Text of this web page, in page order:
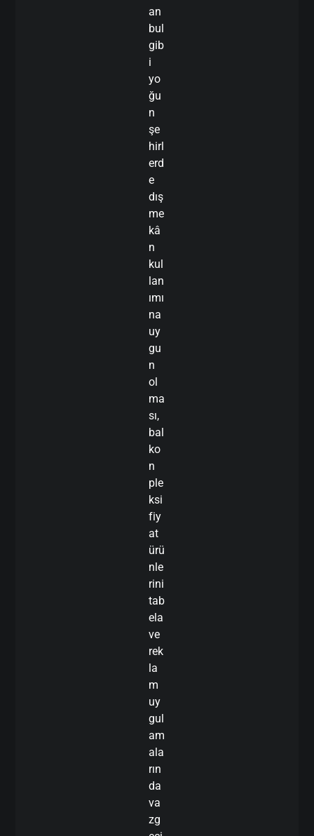
an
bul
gib
i
yo
ğu
n
şe
hirl
erd
e
dış
me
kâ
n
kul
lan
ımı
na
uy
gu
n
ol
ma
sı,
bal
ko
n
ple
ksi
fiy
at
ürü
nle
rini
tab
ela
ve
rek
la
m
uy
gul
am
ala
rın
da
va
zg